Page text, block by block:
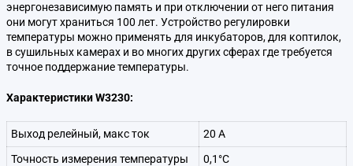
энергонезависимую память и при отключении от него питания
они могут храниться 100 лет. Устройство регулировки
температуры можно применять для инкубаторов, для коптилок,
в сушильных камерах и во многих других сферах где требуется
точное поддержание температуры.
Характеристики W3230:
Выход релейный, макс ток
20 А
Точность измерения температуры
0,1°C